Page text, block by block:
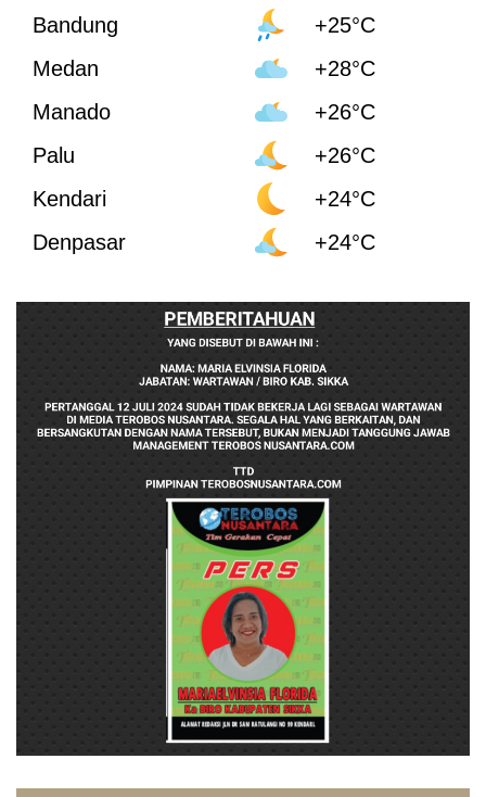
Bandung
+25°C
Medan
+28°C
Manado
+26°C
Palu
+26°C
Kendari
+24°C
Denpasar
+24°C